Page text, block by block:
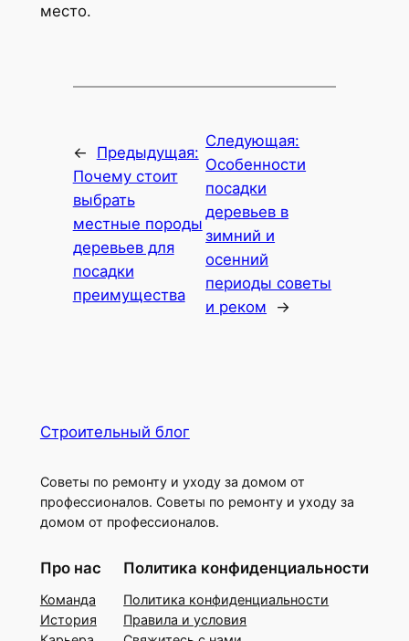
место.
←
Предыдущая:
Почему стоит
выбрать
местные породы
деревьев для
посадки
преимущества
Следующая:
Особенности
посадки
деревьев в
зимний и
осенний
периоды советы
и реком
→
Строительный блог
Советы по ремонту и уходу за домом от
профессионалов. Советы по ремонту и уходу за
домом от профессионалов.
Про нас
Команда
История
Политика конфиденциальности
Политика конфиденциальности
Правила и условия